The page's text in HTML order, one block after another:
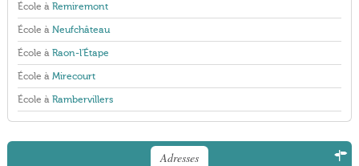
École à Remiremont
École à Neufchâteau
École à Raon-l'Étape
École à Mirecourt
École à Rambervillers
Adresses